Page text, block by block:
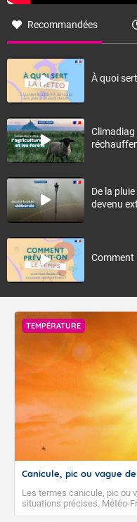
Recommandées
À quoi
Climadiag
De la
devenu
Comment
TEMPÉRATURE
Canicule, pic ou vague
Les termes canicule, pic ou
situations précises. Météo-
climatologiques pour